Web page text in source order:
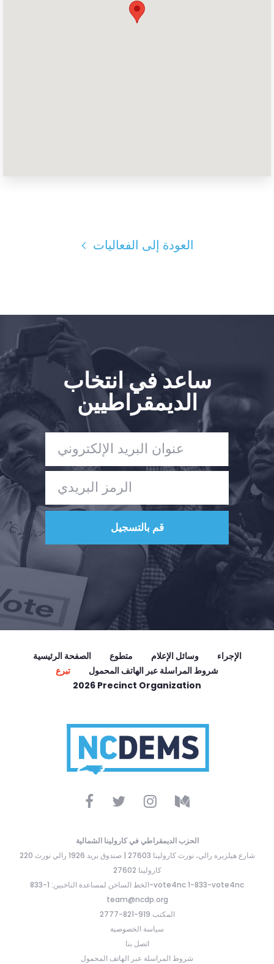
حفلتك
العودة إلى الفعاليات
ساعد في انتخاب
الديمقراطيين
الصفحة الرئيسية متطوع وسائل الإعلام
الإجراء
تبرع
شروط المراسلة عبر الهاتف المحمول
2026 Precinct Organization
الحزب الديمقراطي في كارولينا الشمالية
220 شارع هيلزبره رالي، نورث كارولينا 27603 | صندوق بريد 1926 رالي نورث
كارولينا 27602
الخط الساخن لمساعدة الناخبين: 1-833-vote4nc 1-833-vote4nc
team@ncdp.org
المكتب 919-821-2777
سياسة الخصوصية
اتصل بنا
شروط المراسلة عبر الهاتف المحمول